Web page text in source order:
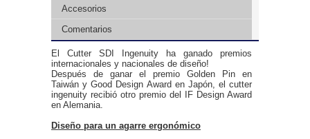
Accesorios
Comentarios
El Cutter SDI Ingenuity ha ganado premios
internacionales y nacionales de diseño!
Después de ganar el premio Golden Pin en
Taiwán y Good Design Award en Japón, el cutter
ingenuity recibió otro premio del IF Design Award
en Alemania.
Diseño para un agarre ergonómico